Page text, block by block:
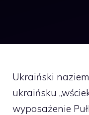
Ukraiński
ukraińsku
wyposażenie